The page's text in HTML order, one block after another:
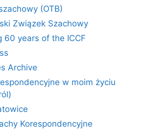
(OTB)
Związek Szachowy
60 years of the ICCF
Archive
w moim życiu
Korespondencyjne